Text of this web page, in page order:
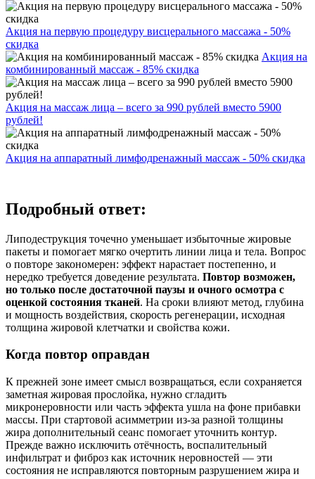
Акция на первую процедуру висцерального массажа - 50%
скидка
Акция на
комбинированный массаж - 85% скидка
Акция на массаж лица – всего за 990 рублей вместо 5900
рублей!
Акция на аппаратный лимфодренажный массаж - 50% скидка
Подробный ответ:
Липодеструкция точечно уменьшает избыточные жировые
пакеты и помогает мягко очертить линии лица и тела. Вопрос
о повторе закономерен: эффект нарастает постепенно, и
нередко требуется доведение результата. Повтор возможен,
но только после достаточной паузы и очного осмотра с
оценкой состояния тканей. На сроки влияют метод, глубина
и мощность воздействия, скорость регенерации, исходная
толщина жировой клетчатки и свойства кожи.
Когда повтор оправдан
К прежней зоне имеет смысл возвращаться, если сохраняется
заметная жировая прослойка, нужно сгладить
микронеровности или часть эффекта ушла на фоне прибавки
массы. При стартовой асимметрии из‑за разной толщины
жира дополнительный сеанс помогает уточнить контур.
Прежде важно исключить отёчность, воспалительный
инфильтрат и фиброз как источник неровностей — эти
состояния не исправляются повторным разрушением жира и